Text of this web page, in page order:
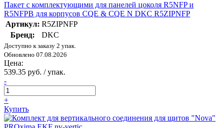
Пакет с комплектующими для панелей цоколя R5NFP и
R5NFPB для корпусов CQE & CQE N DKC R5ZIPNFP
Артикул: R5ZIPNFP
Бренд:
DKC
Доступно к заказу 2 упак.
Обновлено 07.08.2026
Цена:
539.35 руб. / упак.
-
+
Купить